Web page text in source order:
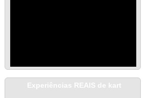
Experiências REAIS de kart